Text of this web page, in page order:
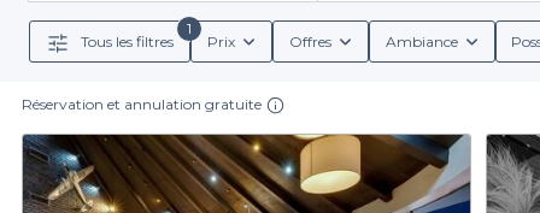
de réservation, ainsi que les menus groupe
planches apéritives et de snacks sauront ravir tous
La belle saison approche, et c'est le moment de
Tous les filtres
1
Prix Offres Ambiance
Réservation et annulation gratuite